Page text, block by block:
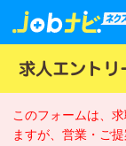
求人エントリ
このフォームは、
ますが、営業・ご